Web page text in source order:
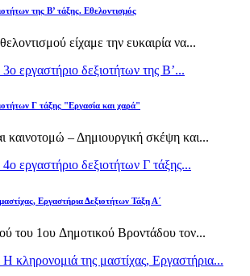
της Β’ τάξης. Εθελοντισμός
είχαμε την ευκαιρία να...
εργαστήριο δεξιοτήτων της Β’...
Γ τάξης "Εργασία και χαρά"
καινοτομώ – Δημιουργική σκέψη και...
εργαστήριο δεξιοτήτων Γ τάξης...
Εργαστήρια Δεξιοτήτων Τάξη Α΄
του 1ου Δημοτικού Βροντάδου τον...
κληρονομιά της μαστίχας, Εργαστήρια...